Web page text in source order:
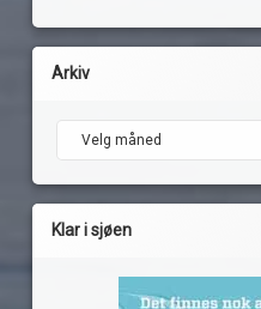
Arkiv
Arkiv
Klar i sjøen